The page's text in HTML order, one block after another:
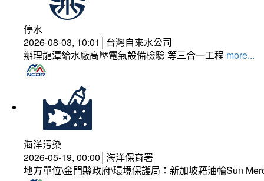
停水
2026-08-03, 10:01│台灣自來水公司
辦理龍潭給水廠高壓電氣設備檢驗 等三合一工程 more...
海洋污染
2026-05-19, 00:00│海洋保育署
地方單位\金門縣政府\環境保護局：新加坡籍油輪Sun